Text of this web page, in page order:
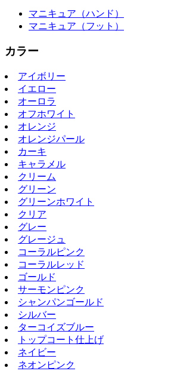
マニキュア（ハンド）
マニキュア（フット）
カラー
アイボリー
イエロー
オーロラ
オフホワイト
オレンジ
オレンジパール
カーキ
キャラメル
クリーム
グリーン
グリーンホワイト
クリア
グレー
グレージュ
コーラルピンク
コーラルレッド
ゴールド
サーモンピンク
シャンパンゴールド
シルバー
ターコイズブルー
トップコート仕上げ
ネイビー
ネオンピンク